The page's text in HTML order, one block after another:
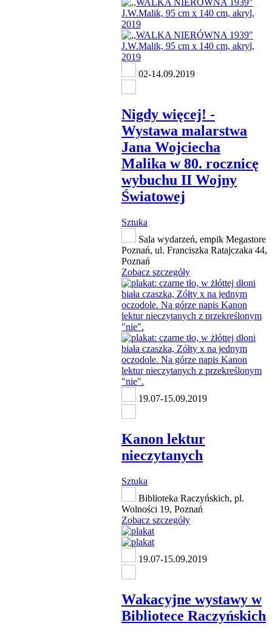
02-14.09.2019
Nigdy więcej! -
Wystawa malarstwa
Jana Wojciecha
Malika w 80. rocznicę
wybuchu II Wojny
Światowej
Sztuka
Sala wydarzeń, empik Megastore
Poznań, ul. Franciszka Ratajczaka 44,
Poznań
Zobacz szczegóły
19.07-15.09.2019
Kanon lektur
nieczytanych
Sztuka
Biblioteka Raczyńskich, pl.
Wolności 19, Poznań
Zobacz szczegóły
19.07-15.09.2019
Wakacyjne wystawy w
Bibliotece Raczyńskich